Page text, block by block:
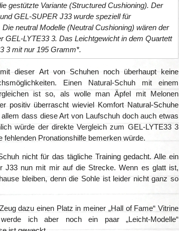
gestützte Variante (Structured Cushioning). Der
GEL-SUPER J33 wurde speziell für
neutral Modelle (Neutral Cushioning) wären der
GEL-LYTE33 3. Das Leichtgewicht in dem Quartett
3 mit nur 195 Gramm*.
dieser Art von Schuhen noch überhaupt keine
Einen Natural-Schuh mit einem
ist so, als wolle man Äpfel mit Melonen
positiv überrascht wieviel Komfort Natural-Schuhe
dass diese Art von Laufschuh doch auch etwas
würde der direkte Vergleich zum GEL-LYTE33 3
fehlenden Pronationshilfe bemerken würde.
nicht für das tägliche Training gedacht. Alle ein
J33 nun mit mir auf die Strecke. Wenn es glatt ist,
bleiben, denn die Sohle ist leider nicht ganz so
dazu einen Platz in meiner „Hall of Fame“ Vitrine
ich aber noch ein paar „Leicht-Modelle“